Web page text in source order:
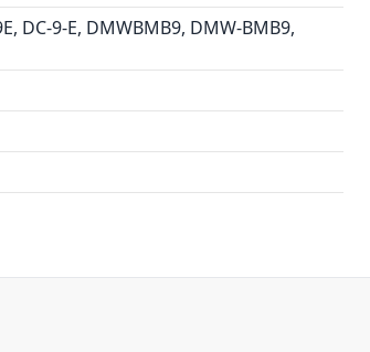
DC-9-E, DMWBMB9, DMW-BMB9,